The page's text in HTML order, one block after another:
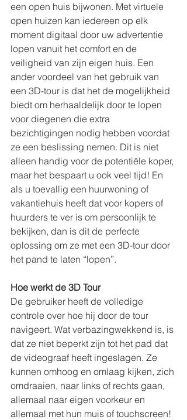
een open huis bijwonen. Met virtuele
open huizen kan iedereen op elk
moment digitaal door uw advertentie
lopen vanuit het comfort en de
veiligheid van zijn eigen huis. Een
ander voordeel van het gebruik van
een 3D-tour is dat het de mogelijkheid
biedt om herhaaldelijk door te lopen
voor diegenen die extra
bezichtigingen nodig hebben voordat
ze een beslissing nemen. Dit is niet
alleen handig voor de potentiële koper,
maar het bespaart u ook veel tijd! En
als u toevallig een huurwoning of
vakantiehuis heeft dat voor kopers of
huurders te ver is om persoonlijk te
bekijken, dan is dit de perfecte
oplossing om ze met een 3D-tour door
het pand te laten “lopen”.
Hoe werkt de 3D Tour
De gebruiker heeft de volledige
controle over hoe hij door de tour
navigeert. Wat verbazingwekkend is, is
dat ze niet beperkt zijn tot het pad dat
de videograaf heeft ingeslagen. Ze
kunnen omhoog en omlaag kijken, zich
omdraaien, naar links of rechts gaan,
allemaal naar eigen voorkeur en
allemaal met hun muis of touchscreen!